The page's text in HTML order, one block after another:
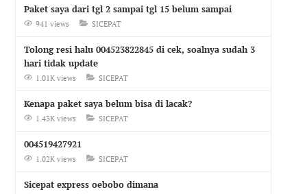
Paket saya dari tgl 2 sampai tgl 15 belum sampai
941 views SICEPAT
Tolong resi halu 004523822845 di cek, soalnya sudah 3
hari tidak update
1.01K views SICEPAT
Kenapa paket saya belum bisa di lacak?
1.43K views SICEPAT
004519427921
1.02K views SICEPAT
Sicepat express oebobo dimana